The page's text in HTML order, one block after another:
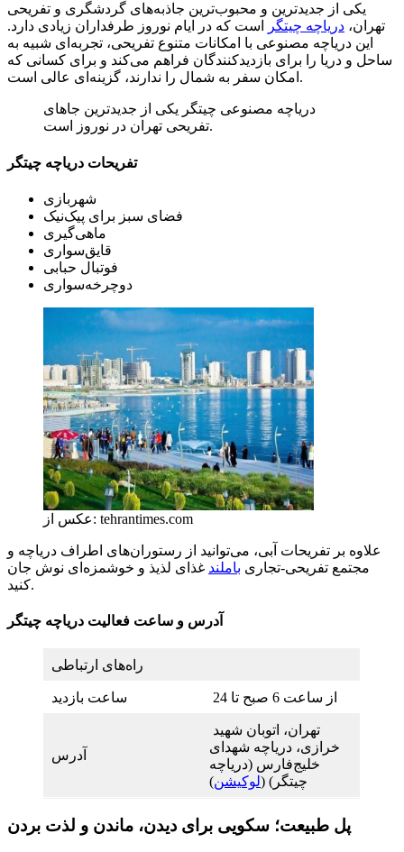
یکی از جدیدترین و محبوب‌ترین جاذبه‌های گردشگری و تفریحی
تهران، دریاچه چیتگر
است که در ایام نوروز طرفداران زیادی دارد.
این دریاچه مصنوعی با امکانات متنوع تفریحی، تجربه‌ای شبیه به
ساحل و دریا را برای بازدیدکنندگان فراهم می‌کند و برای کسانی که
امکان سفر به شمال را ندارند، گزینه‌ای عالی است.
دریاچه مصنوعی چیتگر یکی از جدیدترین جاهای
تفریحی تهران در نوروز است.
تفریحات دریاچه چیتگر
شهربازی
فضای سبز برای پیک‌نیک
ماهی‌گیری
قایق‌سواری
فوتبال حبابی
دوچرخه‌سواری
عکس از: tehrantimes.com
علاوه بر تفریحات آبی، می‌توانید از رستوران‌های اطراف دریاچه و
مجتمع تفریحی-تجاری باملند غذای لذیذ و خوشمزه‌ای نوش جان
کنید.
آدرس و ساعت فعالیت دریاچه چیتگر
راه‌های ارتباطی
ساعت بازدید از ساعت 6 صبح تا 24
آدرس
خرازی، دریاچه شهدای
خلیج‌فارس (دریاچه
چیتگر) (لوکیشن)
پل طبیعت؛ سکویی برای دیدن، ماندن و لذت بردن